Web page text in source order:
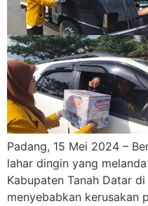
Padang, 15 Mei 2024 –
lahar dingin yang
Kabupaten Tanah Datar
menyebabkan kerusakan